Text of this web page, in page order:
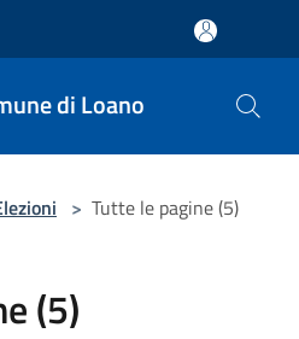
di Loano
> Tutte le pagine (5)
(5)